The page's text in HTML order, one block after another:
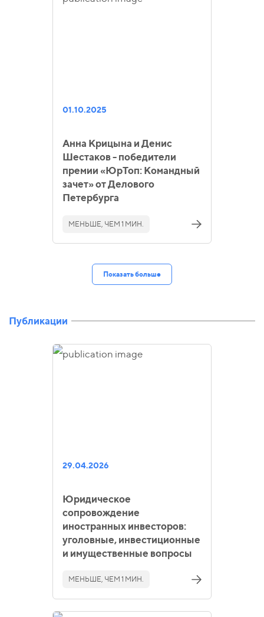
01.10.2025
Анна Крицына и Денис
Шестаков - победители
премии «ЮрТоп: Командный
зачет» от Делового
Петербурга
МЕНЬШЕ, ЧЕМ 1 МИН.
Показать больше
Публикации
29.04.2026
Юридическое
сопровождение
иностранных инвесторов:
уголовные, инвестиционные
и имущественные вопросы
МЕНЬШЕ, ЧЕМ 1 МИН.